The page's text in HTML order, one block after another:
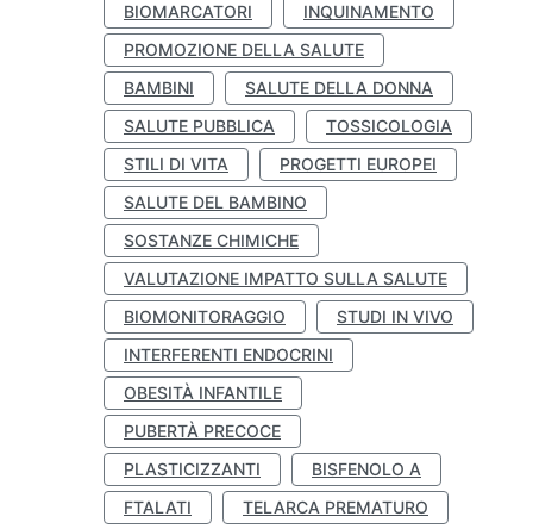
BIOMARCATORI
INQUINAMENTO
PROMOZIONE DELLA SALUTE
BAMBINI
SALUTE DELLA DONNA
SALUTE PUBBLICA
TOSSICOLOGIA
STILI DI VITA
PROGETTI EUROPEI
SALUTE DEL BAMBINO
SOSTANZE CHIMICHE
VALUTAZIONE IMPATTO SULLA SALUTE
BIOMONITORAGGIO
STUDI IN VIVO
INTERFERENTI ENDOCRINI
OBESITÀ INFANTILE
PUBERTÀ PRECOCE
PLASTICIZZANTI
BISFENOLO A
FTALATI
TELARCA PREMATURO